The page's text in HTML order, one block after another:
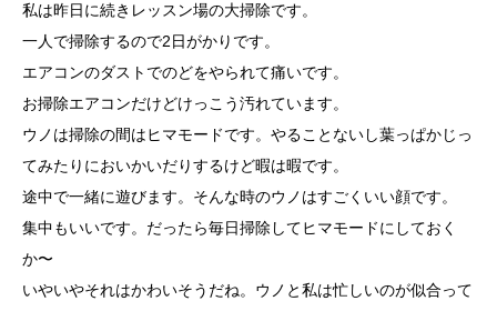
私は昨日に続きレッスン場の大掃除です。
一人で掃除するので2日がかりです。
エアコンのダストでのどをやられて痛いです。
お掃除エアコンだけどけっこう汚れています。
ウノは掃除の間はヒマモードです。やることないし葉っぱかじっ
てみたりにおいかいだりするけど暇は暇です。
途中で一緒に遊びます。そんな時のウノはすごくいい顔です。
集中もいいです。だったら毎日掃除してヒマモードにしておく
か〜
いやいやそれはかわいそうだね。ウノと私は忙しいのが似合って